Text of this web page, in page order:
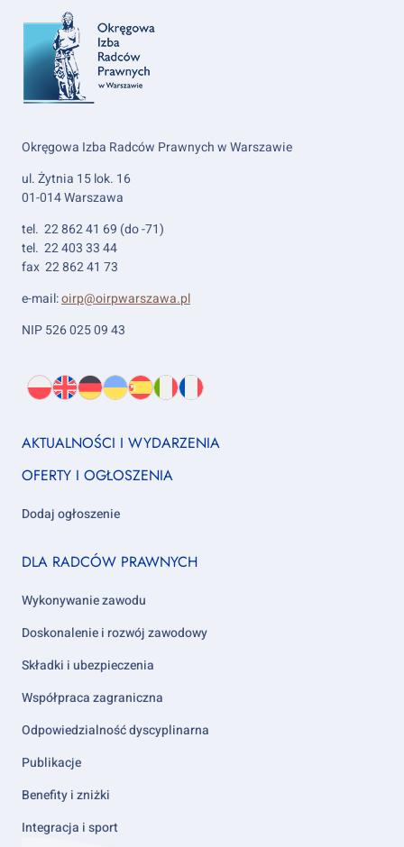
Okręgowa Izba Radców Prawnych w Warszawie
ul. Żytnia 15 lok. 16
01-014 Warszawa
tel. 22 862 41 69 (do -71)
tel. 22 403 33 44
fax 22 862 41 73
e-mail:oirp@oirpwarszawa.pl
NIP 526 025 09 43
Wybierz
język:
PL
O
EN
About
DE
About
UK
About
ES
About
IT
About
FR
About
Footer
1
AKTUALNOŚCI I WYDARZENIA
OFERTY I OGŁOSZENIA
Dodaj ogłoszenie
Footer
2
DLA RADCÓW PRAWNYCH
Wykonywanie zawodu
Doskonalenie i rozwój zawodowy
Składki i ubezpieczenia
Współpraca zagraniczna
Odpowiedzialność dyscyplinarna
Publikacje
Benefity i zniżki
Integracja i sport